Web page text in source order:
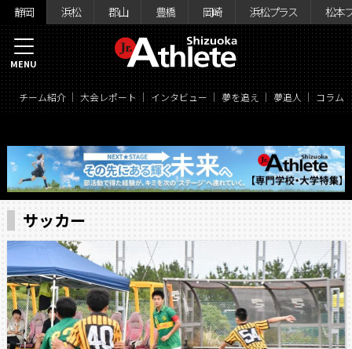
静岡 浜松 郡山 豊橋 岡崎 浜松プラス 松本
チーム紹介 大会レポート インタビュー 夢を追え 夢追人 コラム
MENU
サッカー